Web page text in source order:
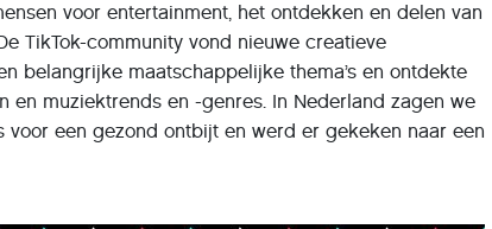
voor entertainment, het ontdekken en delen van
TikTok-community vond nieuwe creatieve
belangrijke maatschappelijke thema’s en ontdekte
muziektrends en -genres. In Nederland zagen we
voor een gezond ontbijt en werd er gekeken naar een